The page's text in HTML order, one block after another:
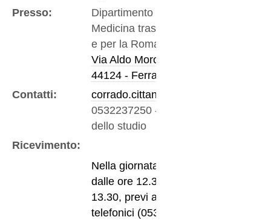
Presso:
Dipartimento di
Medicina traslazionale
e per la Romagna
Via Aldo Moro 8
44124 - Ferrara
Contatti:
corrado.cittanti@unife.it
0532237250 -
dello studio
Ricevimento:
Nella giornata di lunedi
dalle ore 12.30 alle
13.30, previ accordi
telefonici (0532-